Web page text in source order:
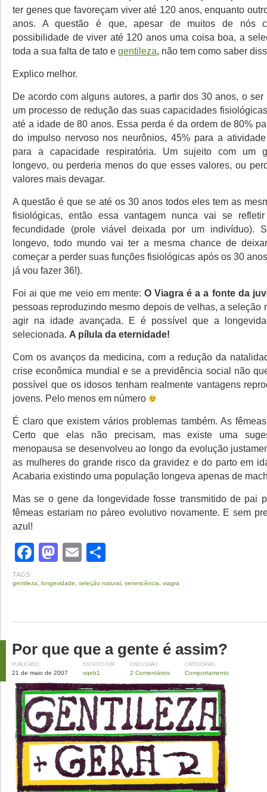
ter genes que favoreçam viver até 120 anos, enquanto
anos. A questão é que, apesar de muitos de nós
possibilidade de viver até 120 anos uma coisa boa, a
toda a sua falta de tato e gentileza, não tem como saber
Explico melhor.
De acordo com alguns autores, a partir dos 30 anos, o ser
um processo de redução das suas capacidades
até a idade de 80 anos. Essa perda é da ordem de 80%
do impulso nervoso nos neurônios, 45% para a
para a capacidade respiratória. Um sujeito com um
longevo, ou perderia menos do que esses valores, ou
valores mais devagar.
A questão é que se até os 30 anos todos eles tem as
fisiológicas, então essa vantagem nunca vai se
fecundidade (prole viável deixada por um indivíduo).
longevo, todo mundo vai ter a mesma chance de
começar a perder suas funções fisiológicas após os 30
já vou fazer 36!).
Foi ai que me veio em mente: O Viagra é a a fonte da
pessoas reproduzindo mesmo depois de velhas, a seleção
agir na idade avançada. E é possível que a
selecionada. A pílula da eternidade!
Com os avanços da medicina, com a redução da
crise econômica mundial e se a previdência social não
possível que os idosos tenham realmente vantagens
jovens. Pelo menos em número
É claro que existem vários problemas também. As
Certo que elas não precisam, mas existe uma
menopausa se desenvolveu ao longo da evolução
as mulheres do grande risco da gravidez e do parto em
Acabaria existindo uma população longeva apenas de
Mas se o gene da longevidade fosse transmitido de pai
fêmeas estariam no páreo evolutivo novamente. E sem
azul!
Facebook
Mastodon
Email
TAGS
gentileza longevidade seleção natural senescência viagra
Por que que a gente é assim?
PUBLICADO
21 de maio de 2007
ESCRITO POR
vqeb1
DISCUSSÃO
2 Comentários
CATEGORIAS
Comportamento